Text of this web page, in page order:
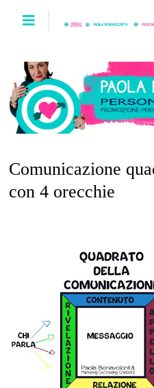
Comunicazione
con 4 orecchie